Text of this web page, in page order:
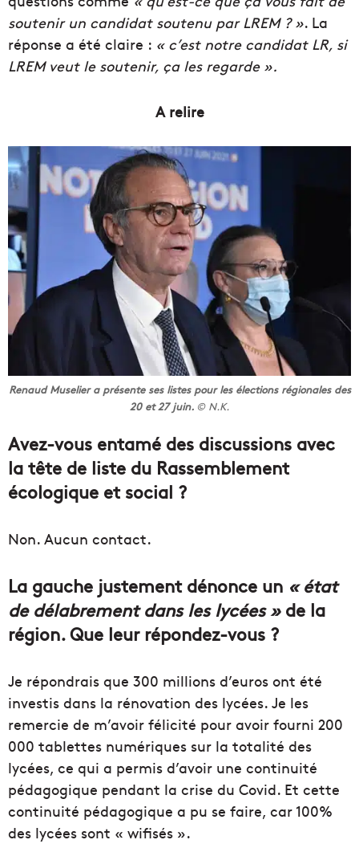
soutenir un candidat soutenu par LREM ? ». La
réponse a été claire : « c’est notre candidat LR, si
LREM veut le soutenir, ça les regarde ».
A relire
Renaud Muselier a présente ses listes pour les élections régionales des
20 et 27 juin. © N.K.
Avez-vous entamé des discussions avec
la tête de liste du Rassemblement
écologique et social ?
Non. Aucun contact.
La gauche justement dénonce un « état
de délabrement dans les lycées »de la
région. Que leur répondez-vous ?
Je répondrais que 300 millions d’euros ont été
investis dans la rénovation des lycées. Je les
remercie de m’avoir félicité pour avoir fourni 200
000 tablettes numériques sur la totalité des
lycées, ce qui a permis d’avoir une continuité
pédagogique pendant la crise du Covid. Et cette
continuité pédagogique a pu se faire, car 100%
des lycées sont « wifisés ».